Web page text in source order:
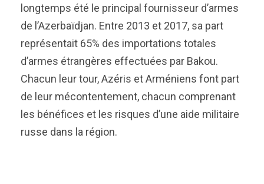
longtemps été le principal fournisseur d’armes
de l’Azerbaïdjan. Entre 2013 et 2017, sa part
représentait 65% des importations totales
d’armes étrangères effectuées par Bakou.
Chacun leur tour, Azéris et Arméniens font part
de leur mécontentement, chacun comprenant
les bénéfices et les risques d’une aide militaire
russe dans la région.